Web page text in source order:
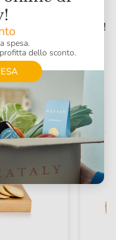
le regioni d’Italia:
per il tuo hamburger!
formaggi,
spesa.
dello sconto.